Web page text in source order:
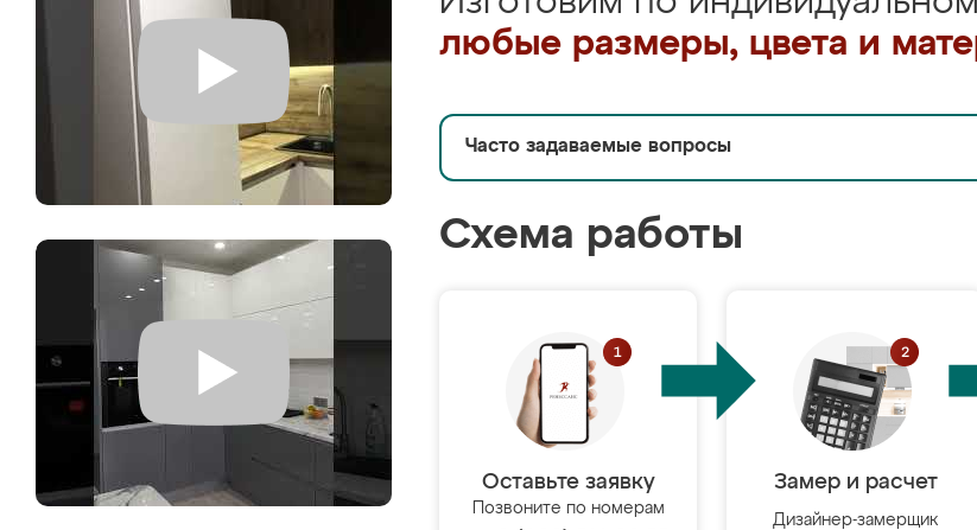
любые размеры, цвета и
Часто задаваемые вопросы
Схема работы
Оставьте заявку
Позвоните по номерам
Замер и расчет
Дизайнер-замерщик